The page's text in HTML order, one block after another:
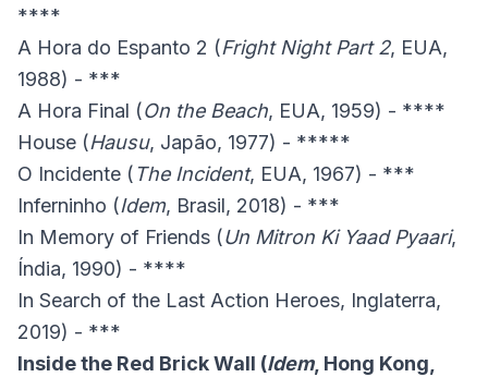
****
A Hora do Espanto 2 (Fright Night Part 2, EUA,
1988) - ***
A Hora Final (On the Beach, EUA, 1959) - ****
House (Hausu, Japão, 1977) - *****
O Incidente ( The Incident, EUA, 1967) - ***
Inferninho (Idem, Brasil, 2018) - ***
In Memory of Friends (Un Mitron Ki Yaad Pyaari,
Índia, 1990) - ****
In Search of the Last Action Heroes, Inglaterra,
2019) - ***
Inside the Red Brick Wall (Idem, Hong Kong,